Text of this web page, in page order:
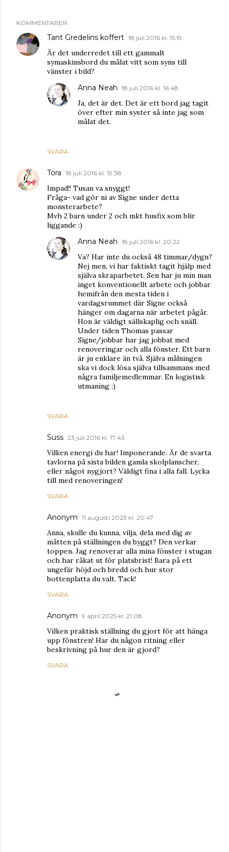
KOMMENTARER
Tant Gredelins koffert 18 juli 2016 kl. 15:19
Är det underredet till ett gammalt
symaskinsbord du målat vitt som syns till
vänster i bild?
SVARA
Anna Neah 18 juli 2016 kl. 16:48
Ja, det är det. Det är ett bord jag tagit
över efter min syster så inte jag som
målat det.
Tora 18 juli 2016 kl. 19:38
Impad!! Tusan va snyggt!
Fråga- vad gör ni av Signe under detta
monsterarbete?
Mvh 2 barn under 2 och mkt husfix som blir
liggande :)
SVARA
Anna Neah 18 juli 2016 kl. 20:22
Va? Har inte du också 48 timmar/dygn?
Nej men, vi har faktiskt tagit hjälp med
själva skraparbetet. Sen har ju min man
inget konventionellt arbete och jobbar
hemifrån den mesta tiden i
vardagsrummet där Signe också
hänger om dagarna när arbetet pågår.
Hon är väldigt sällskaplig och snäll.
Under tiden Thomas passar
Signe/jobbar har jag jobbat med
renoveringar och alla fönster. Ett barn
är ju enklare än två. Själva målningen
ska vi dock lösa själva tillsammans med
några familjemedlemmar. En logistisk
utmaning :)
Suss 23 juli 2016 kl. 17:43
Vilken energi du har! Imponerande. Är de svarta
tavlorna på sista bilden gamla skolplanscher,
eller något nygjort? Väldigt fina i alla fall. Lycka
till med renoveringen!
SVARA
Anonym 11 augusti 2023 kl. 20:47
Anna, skulle du kunna, vilja, dela med dig av
måtten på ställningen du byggt? Den verkar
toppen. Jag renoverar alla mina fönster i stugan
och har råkat ut för platsbrist! Bara på ett
ungefär höjd och bredd och hur stor
bottenplatta du valt. Tack!
SVARA
Anonym 9 april 2025 kl. 21:08
Vilken praktisk ställning du gjort för att hänga
upp fönstren! Har du någon ritning eller
beskrivning på hur den är gjord?
SVARA